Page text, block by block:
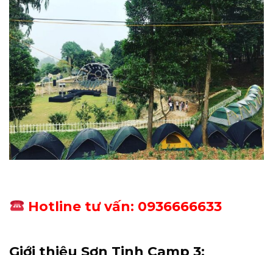
Hotline tư vấn: 0936666633
Giới thiệu Sơn Tinh Camp 3: